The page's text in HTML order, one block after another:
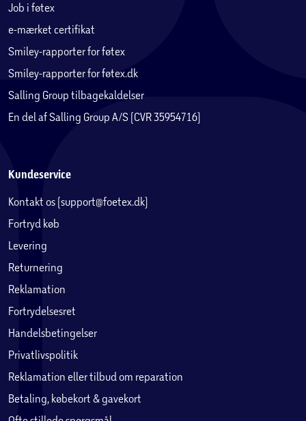
Job i føtex
e-mærket certifikat
Smiley-rapporter for føtex
Smiley-rapporter for føtex.dk
Salling Group tilbagekaldelser
En del af Salling Group A/S (CVR 35954716)
Kundeservice
Kontakt os (support@foetex.dk)
Fortryd køb
Levering
Returnering
Reklamation
Fortrydelsesret
Handelsbetingelser
Privatlivspolitik
Reklamation eller tilbud om reparation
Betaling, købekort & gavekort